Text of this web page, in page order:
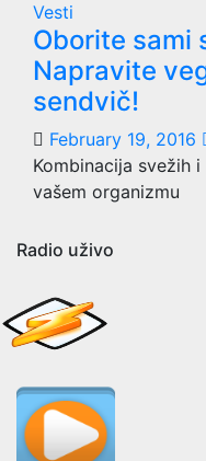
Vesti
Oborite sami
Napravite
sendvič!
February 19, 2016
Kombinacija svežih
vašem organizmu
Radio uživo